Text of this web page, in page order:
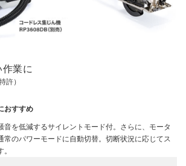
業に
許）
おすすめ
音を低減するサイレントモード付。さらに、モータ
常のパワーモードに自動切替。切断状況に応じてス